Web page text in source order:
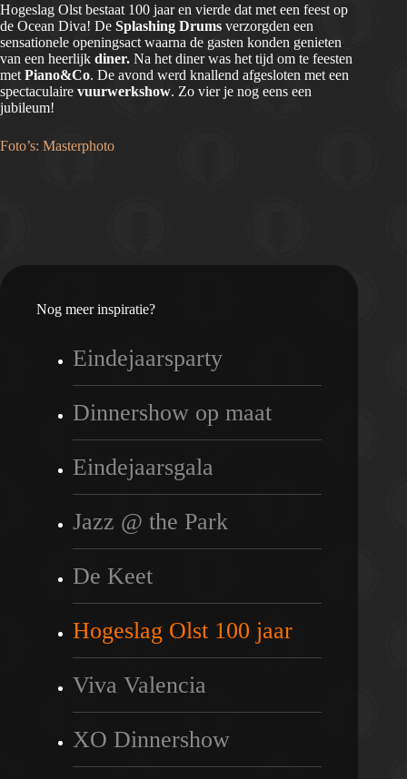
Hogeslag Olst bestaat 100 jaar en vierde dat met een feest op
de Ocean Diva! De Splashing Drums verzorgden een
sensationele openingsact waarna de gasten konden genieten
van een heerlijk diner. Na het diner was het tijd om te feesten
met Piano&Co. De avond werd knallend afgesloten met een
spectaculaire vuurwerkshow. Zo vier je nog eens een
jubileum!
Foto’s: Masterphoto
Nog meer inspiratie?
Eindejaarsparty
Dinnershow op maat
Eindejaarsgala
Jazz @ the Park
De Keet
Hogeslag Olst 100 jaar
Viva Valencia
XO Dinnershow